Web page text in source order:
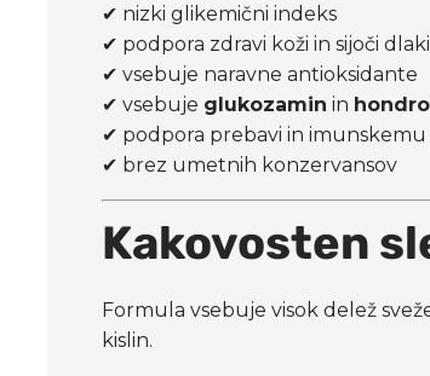
✔ nizki glikemični indeks
✔ podpora zdravi koži in sijoči dlaki
✔ vsebuje naravne antioksidante
✔ vsebuje glukozamin in
✔ podpora prebavi in imunskemu
✔ brez umetnih konzervansov
Kakovosten
Formula vsebuje visok delež
kislin.